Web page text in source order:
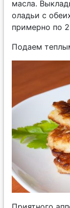
масла.
оладьи с
примерно по
Подаем